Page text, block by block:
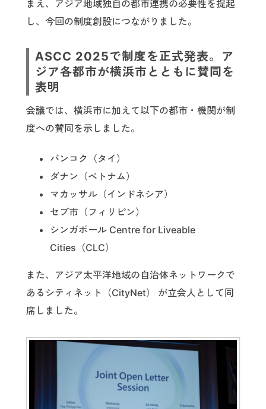
まえ、アジア地域独自の都市連携の必要性を提起
し、今回の制度創設につながりました。
ASCC 2025で制度を正式発表。ア
ジア各都市が横浜市とともに賛同を
表明
会議では、横浜市に加えて以下の都市・機関が制
度への賛同を示しました。
バンコク（タイ）
ダナン（ベトナム）
マカッサル（インドネシア）
セブ市（フィリピン）
シンガポール Centre for Liveable
Cities（CLC）
また、アジア太平洋地域の自治体ネットワークで
あるシティネット（CityNet） が立会人として同
席しました。